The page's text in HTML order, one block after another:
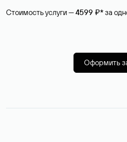
Стоимость услуги —4599 ₽*за
Оформить